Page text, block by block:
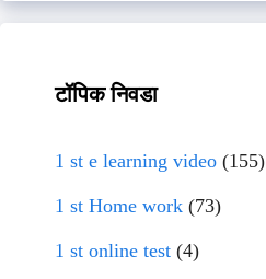
टॉपिक निवडा
1 st e learning video (155)
1 st Home work (73)
1 st online test (4)